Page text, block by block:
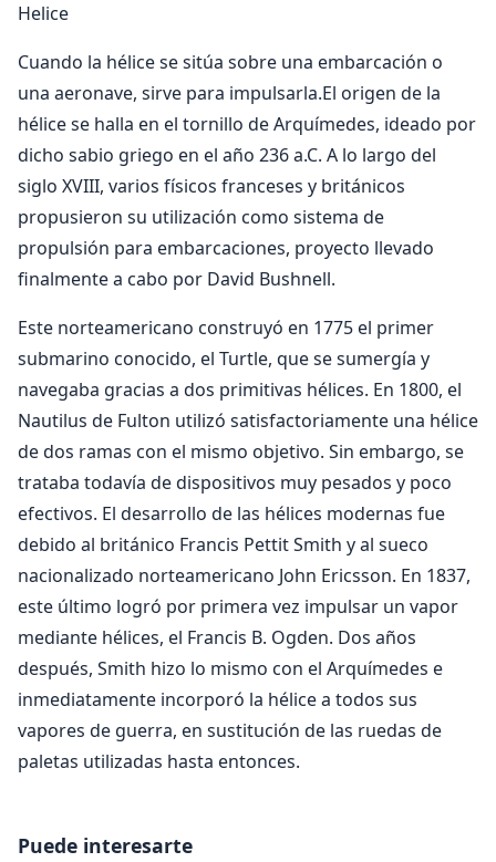
Helice
Cuando la hélice se sitúa sobre una embarcación o
una aeronave, sirve para impulsarla.El origen de la
hélice se halla en el tornillo de Arquímedes, ideado por
dicho sabio griego en el año 236 a.C. A lo largo del
siglo XVIII, varios físicos franceses y británicos
propusieron su utilización como sistema de
propulsión para embarcaciones, proyecto llevado
finalmente a cabo por David Bushnell.
Este norteamericano construyó en 1775 el primer
submarino conocido, el Turtle, que se sumergía y
navegaba gracias a dos primitivas hélices. En 1800, el
Nautilus de Fulton utilizó satisfactoriamente una hélice
de dos ramas con el mismo objetivo. Sin embargo, se
trataba todavía de dispositivos muy pesados y poco
efectivos. El desarrollo de las hélices modernas fue
debido al británico Francis Pettit Smith y al sueco
nacionalizado norteamericano John Ericsson. En 1837,
este último logró por primera vez impulsar un vapor
mediante hélices, el Francis B. Ogden. Dos años
después, Smith hizo lo mismo con el Arquímedes e
inmediatamente incorporó la hélice a todos sus
vapores de guerra, en sustitución de las ruedas de
paletas utilizadas hasta entonces.
Puede interesarte